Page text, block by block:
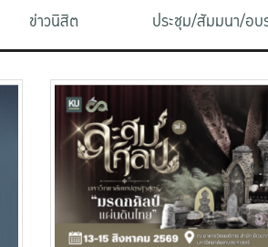
ข่าวนิสิต ประชุม/สัมมนา/อบ